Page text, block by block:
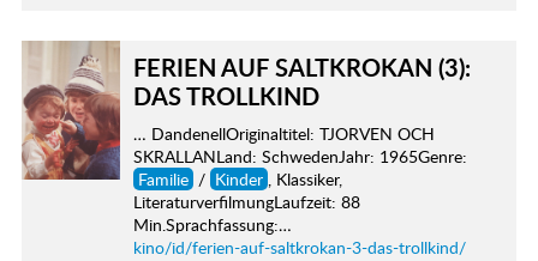
FERIEN AUF SALTKROKAN (3):
DAS TROLLKIND
… DandenellOriginaltitel: TJORVEN OCH
SKRALLANLand: SchwedenJahr: 1965Genre:
Familie / Kinder , Klassiker,
LiteraturverfilmungLaufzeit: 88
Min.Sprachfassung:…
kino/id/ferien-auf-saltkrokan-3-das-trollkind/